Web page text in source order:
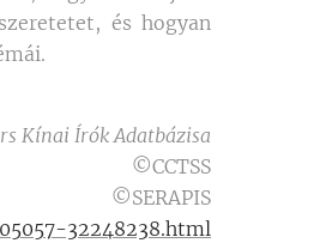
és hogyan
Kínai Írók Adatbázisa
©CCTSS
©SERAPIS
32248238.html